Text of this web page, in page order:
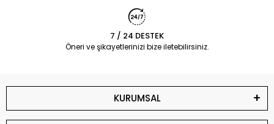
7 / 24 DESTEK
Öneri ve şikayetlerinizi bize iletebilirsiniz.
KURUMSAL